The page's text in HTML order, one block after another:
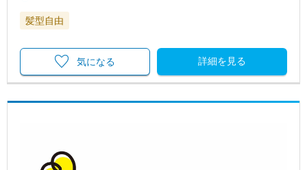
髪型自由
詳細を見る
気になる